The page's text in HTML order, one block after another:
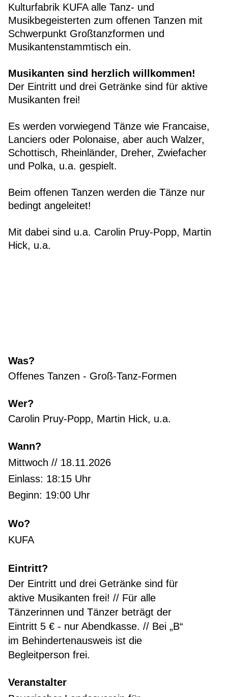
Kulturfabrik KUFA alle Tanz- und
Musikbegeisterten zum offenen Tanzen mit
Schwerpunkt Großtanzformen und
Musikantenstammtisch ein.
Musikanten sind herzlich willkommen!
Der Eintritt und drei Getränke sind für aktive
Musikanten frei!
Es werden vorwiegend Tänze wie Francaise,
Lanciers oder Polonaise, aber auch Walzer,
Schottisch, Rheinländer, Dreher, Zwiefacher
und Polka, u.a. gespielt.
Beim offenen Tanzen werden die Tänze nur
bedingt angeleitet!
Mit dabei sind u.a. Carolin Pruy-Popp, Martin
Hick, u.a.
Was?
Offenes Tanzen - Groß-Tanz-Formen
Wer?
Carolin Pruy-Popp, Martin Hick, u.a.
Wann?
Mittwoch // 18.11.2026
Einlass: 18:15 Uhr
Beginn: 19:00 Uhr
Wo?
KUFA
Eintritt?
Der Eintritt und drei Getränke sind für
aktive Musikanten frei! // Für alle
Tänzerinnen und Tänzer beträgt der
Eintritt 5 € - nur Abendkasse. // Bei „B“
im Behindertenausweis ist die
Begleitperson frei.
Veranstalter